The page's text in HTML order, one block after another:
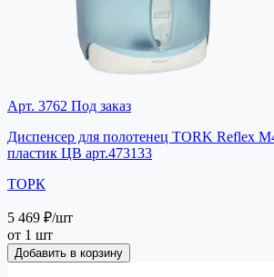
Арт. 3762 Под заказ
Диспенсер для полотенец TORK Reflex
пластик ЦВ арт.473133
ТОРК
5 469 ₽/шт
от 1 шт
Добавить в корзину